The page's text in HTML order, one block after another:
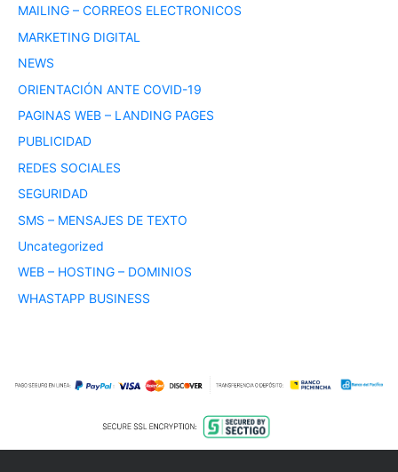
MAILING – CORREOS ELECTRONICOS
MARKETING DIGITAL
NEWS
ORIENTACIÓN ANTE COVID-19
PAGINAS WEB – LANDING PAGES
PUBLICIDAD
REDES SOCIALES
SEGURIDAD
SMS – MENSAJES DE TEXTO
Uncategorized
WEB – HOSTING – DOMINIOS
WHASTAPP BUSINESS